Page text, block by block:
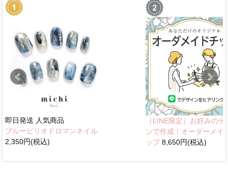
即日発送 人気商品
ブルーピリオドロマンネイル
2,350円(税込)
（LINE限定）お好みのデ
ンで作成！オーダーメイ
ップ8,650円(税込)